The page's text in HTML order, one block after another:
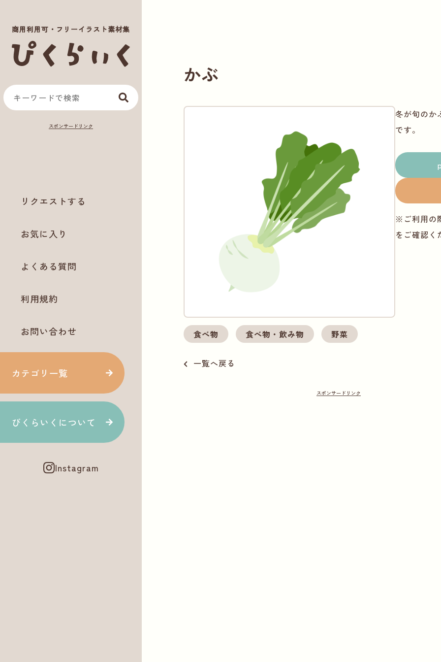
商用利用可・フリーイラスト素材集
リクエストする
お気に入り
よくある質問
利用規約
お問い合わせ
カテゴリ一覧
ぴくらいくについて
Instagram
かぶ
食べ物 食べ物・飲み物 野菜
冬が旬のか
です。
※ご利用の
をご確認く
一覧へ戻る